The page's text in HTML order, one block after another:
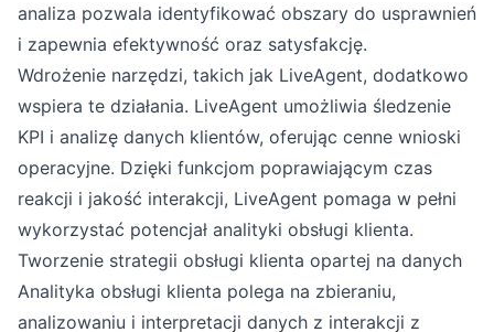
analiza pozwala identyfikować obszary do usprawnień
i zapewnia efektywność oraz satysfakcję.
Wdrożenie narzędzi, takich jak LiveAgent, dodatkowo
wspiera te działania. LiveAgent umożliwia śledzenie
KPI i analizę danych klientów, oferując cenne wnioski
operacyjne. Dzięki funkcjom poprawiającym czas
reakcji i jakość interakcji, LiveAgent pomaga w pełni
wykorzystać potencjał analityki obsługi klienta.
Tworzenie strategii obsługi klienta opartej na danych
Analityka obsługi klienta polega na zbieraniu,
analizowaniu i interpretacji danych z interakcji z